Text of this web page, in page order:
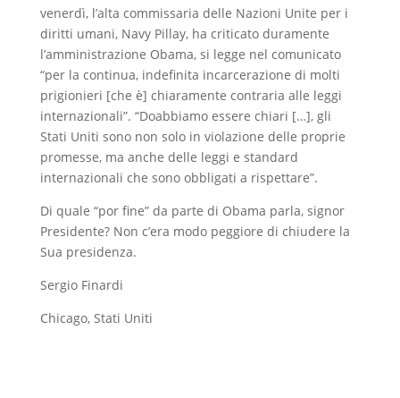
venerdì, l’alta commissaria delle Nazioni Unite per i
diritti umani, Navy Pillay, ha criticato duramente
l’amministrazione Obama, si legge nel comunicato
“per la continua, indefinita incarcerazione di molti
prigionieri [che è] chiaramente contraria alle leggi
internazionali”. “Doabbiamo essere chiari […], gli
Stati Uniti sono non solo in violazione delle proprie
promesse, ma anche delle leggi e standard
internazionali che sono obbligati a rispettare”.
Di quale “por fine” da parte di Obama parla, signor
Presidente? Non c’era modo peggiore di chiudere la
Sua presidenza.
Sergio Finardi
Chicago, Stati Uniti